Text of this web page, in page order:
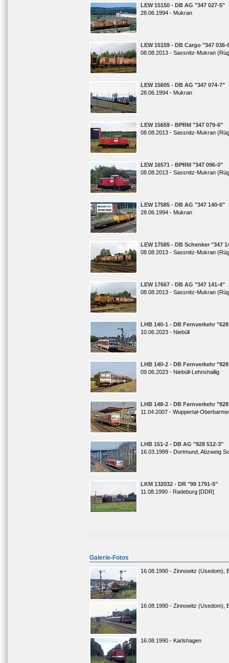
LEW 15150 - DB AG "347 027-5"
28.06.1994 - Mukran
LEW 15159 - DB Cargo "347 036-
08.08.2013 - Sassnitz-Mukran
LEW 15605 - DB AG "347 074-7"
28.06.1994 - Mukran
LEW 15659 - BPRM "347 079-6"
08.08.2013 - Sassnitz-Mukran
LEW 16571 - BPRM "347 096-0"
08.08.2013 - Sassnitz-Mukran
LEW 17585 - DB AG "347 140-6"
28.06.1994 - Mukran
LEW 17585 - DB Schenker "347
08.08.2013 - Sassnitz-Mukran
LEW 17667 - DB AG "347 141-4"
08.08.2013 - Sassnitz-Mukran
LHB 140-1 - DB Fernverkehr
10.06.2023 - Niebüll
LHB 140-2 - DB Fernverkehr
09.06.2023 - Niebüll-Lehnshallig
LHB 148-2 - DB Fernverkehr
11.04.2007 - Wuppertal-
LHB 151-2 - DB AG "928 512-3"
16.03.1999 - Dortmund, Abzweig
LKM 132032 - DR "99 1791-5"
11.08.1990 - Radeburg [DDR]
Galerie-Fotos
16.08.1990 - Zinnowitz (Usedom),
16.08.1990 - Zinnowitz (Usedom),
16.08.1990 - Karlshagen